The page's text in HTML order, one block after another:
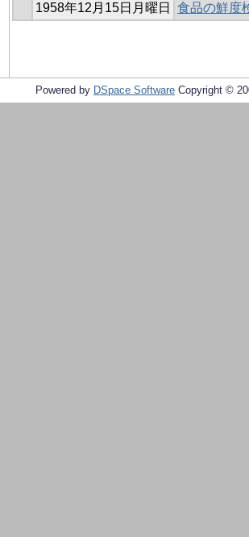
1958年12月15日月曜日 食品の鮮度
Powered by DSpace Software Copyright ©